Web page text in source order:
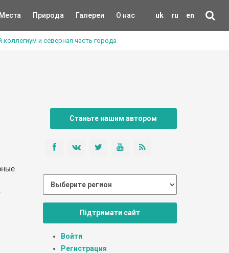
uk ru en
Природа Галереи О нас
и северная часть города
Станьте нашим автором
Підтримати сайт
Войти
Регистрация